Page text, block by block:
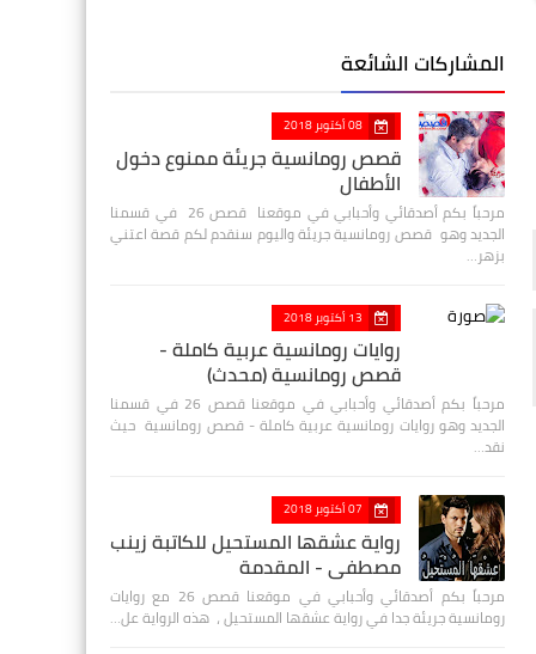
المشاركات الشائعة
08 أكتوبر 2018
قصص رومانسية جريئة ممنوع دخول
الأطفال
مرحباً بكم أصدقائي وأحبابي في موقعنا قصص 26 في قسمنا
الجديد وهو قصص رومانسية جريئة واليوم سنقدم لكم قصة اعتني
بزهر…
13 أكتوبر 2018
روايات رومانسية عربية كاملة -
قصص رومانسية (محدث)
مرحباً بكم أصدقائي وأحبابي في موقعنا قصص 26 في قسمنا
الجديد وهو روايات رومانسية عربية كاملة - قصص رومانسية حيث
نقد…
07 أكتوبر 2018
رواية عشقها المستحيل للكاتبة زينب
مصطفي - المقدمة
مرحباً بكم أصدقائي وأحبابي في موقعنا قصص 26 مع روايات
رومانسية جريئة جدا في رواية عشقها المستحيل ، هذه الرواية عل…